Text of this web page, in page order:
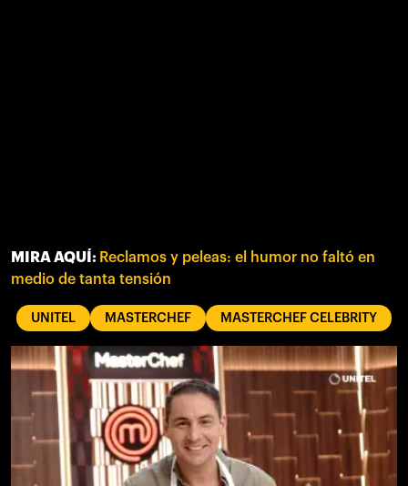
MIRA AQUÍ: Reclamos y peleas: el humor no faltó en
medio de tanta tensión
UNITEL MASTERCHEF MASTERCHEF CELEBRITY